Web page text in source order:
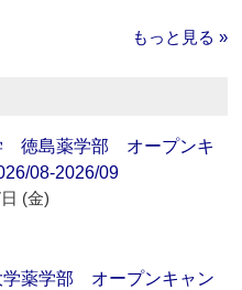
もっと見る »
徳島薬学部 オープンキ
08-2026/09
(金)
学薬学部 オープンキャン